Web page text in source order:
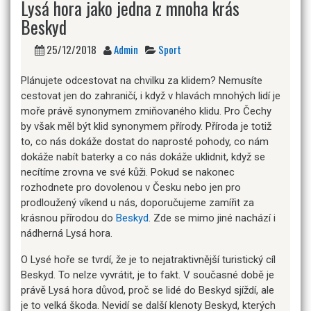
Lysá hora jako jedna z mnoha krás
Beskyd
25/12/2018 Admin Sport
Plánujete odcestovat na chvilku za klidem? Nemusíte
cestovat jen do zahraničí, i když v hlavách mnohých lidí je
moře právě synonymem zmiňovaného klidu. Pro Čechy
by však měl být klid synonymem přírody. Příroda je totiž
to, co nás dokáže dostat do naprosté pohody, co nám
dokáže nabít baterky a co nás dokáže uklidnit, když se
necítíme zrovna ve své kůži. Pokud se nakonec
rozhodnete pro dovolenou v Česku nebo jen pro
prodloužený víkend u nás, doporučujeme zamířit za
krásnou přírodou do Beskyd . Zde se mimo jiné nachází i
nádherná Lysá hora.
O Lysé hoře se tvrdí, že je to nejatraktivnější turistický cíl
Beskyd. To nelze vyvrátit, je to fakt. V současné době je
právě Lysá hora důvod, proč se lidé do Beskyd sjíždí, ale
je to velká škoda. Nevidí se další klenoty Beskyd, kterých